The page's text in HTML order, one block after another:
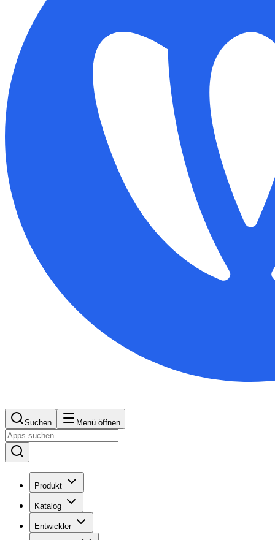
Suchen Menü öffnen
Produkt
Katalog
Entwickler